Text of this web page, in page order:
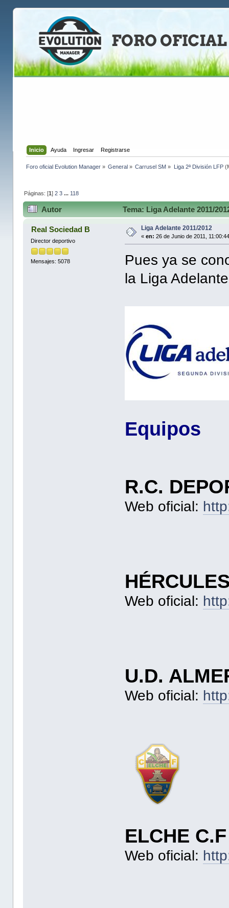
Inicio Ayuda Ingresar Registrarse
Foro oficial Evolution Manager» General » Carrusel SM » Liga 2ª División LFP
Páginas: [1] 2 3 ... 118
Autor Tema: Liga Adelante 2011/
Real Sociedad B
Director deportivo
Mensajes: 5078
Liga Adelante 2011/2012
«en: 26 de Junio de 2011,
Pues ya se
la Liga
Equipos
R.C.
Web oficial:
Web oficial:
U.D.
Web oficial:
ELCHE C.F
Web oficial: